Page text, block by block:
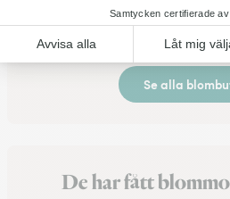
Se butiken
Se alla
De har fått